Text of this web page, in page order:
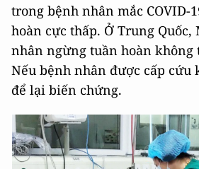
trong bệnh nhân mắc COVID-
hoàn cực thấp. Ở Trung Quốc,
nhân ngừng tuần hoàn không
Nếu bệnh nhân được cấp
để lại biến chứng.